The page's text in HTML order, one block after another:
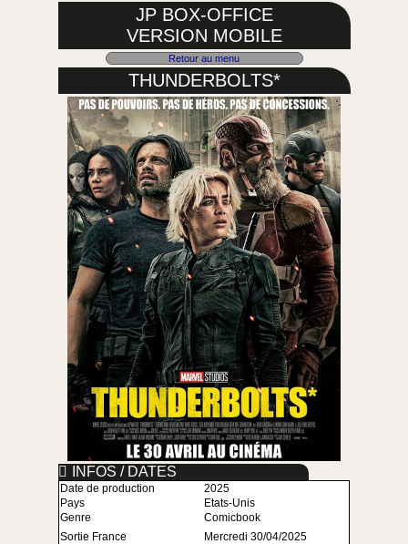
JP BOX-OFFICE
VERSION MOBILE
Retour au menu
THUNDERBOLTS*
INFOS / DATES
Date de production
2025
Pays
Etats-Unis
Genre
Comicbook
Sortie France
Mercredi 30/04/2025